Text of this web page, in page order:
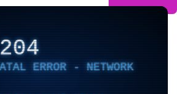
204
ERROR - NETWORK